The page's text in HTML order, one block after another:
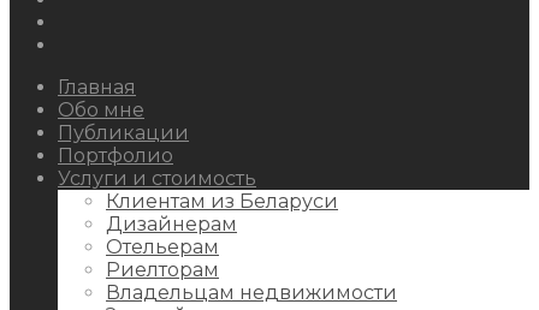
Главная
Обо мне
Публикации
Портфолио
Услуги и стоимость
Клиентам из Беларуси
Дизайнерам
Отельерам
Риелторам
Владельцам недвижимости